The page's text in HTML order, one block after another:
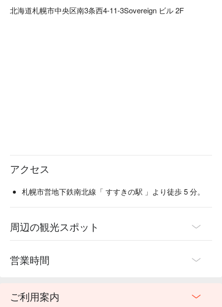
ご用意しております。
北海道札幌市中央区南3条西4-11-3Sovereign ビル 2F
アクセス
札幌市営地下鉄南北線「 すすきの駅 」より徒歩 5 分。
周辺の観光スポット
営業時間
ご利用案内